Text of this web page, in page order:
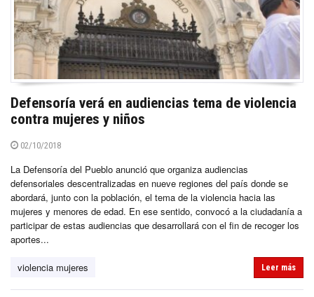
Defensoría verá en audiencias tema de violencia
contra mujeres y niños
02/10/2018
La Defensoría del Pueblo anunció que organiza audiencias
defensoriales descentralizadas en nueve regiones del país donde se
abordará, junto con la población, el tema de la violencia hacia las
mujeres y menores de edad. En ese sentido, convocó a la ciudadanía a
participar de estas audiencias que desarrollará con el fin de recoger los
aportes...
violencia mujeres Leer más